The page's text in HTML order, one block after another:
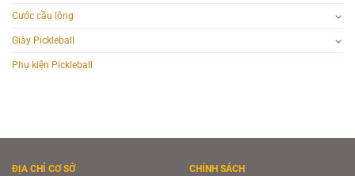
Cước cầu lông
Giày Pickleball
Phụ kiện Pickleball
ĐỊA CHỈ CƠ SỞ CHÍNH SÁCH